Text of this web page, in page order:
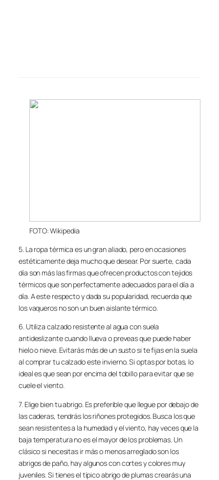
FOTO: Wikipedia
5. La ropa térmica es un gran aliado, pero en ocasiones
estéticamente deja mucho que desear. Por suerte, cada
día son más las firmas que ofrecen productos con tejidos
térmicos que son perfectamente adecuados para el día a
día. A este respecto y dada su popularidad, recuerda que
los vaqueros no son un buen aislante térmico.
6. Utiliza calzado resistente al agua con suela
antideslizante cuando llueva o preveas que puede haber
hielo o nieve. Evitarás más de un susto si te fijas en la suela
al comprar tu calzado este invierno. Si optas por botas, lo
ideal es que sean por encima del tobillo para evitar que se
cuele el viento.
7. Elige bien tu abrigo. Es preferible que llegue por debajo de
las caderas, tendrás los riñones protegidos. Busca los que
sean resistentes a la humedad y el viento, hay veces que la
baja temperatura no es el mayor de los problemas. Un
clásico si necesitas ir más o menos arreglado son los
abrigos de paño, hay algunos con cortes y colores muy
juveniles. Si tienes el típico abrigo de plumas crearás una